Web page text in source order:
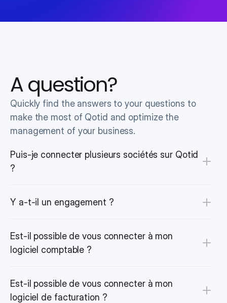
A question?
Quickly find the answers to your questions to
make the most of Qotid and optimize the
management of your business.
Puis-je connecter plusieurs sociétés sur Qotid
?
Y a-t-il un engagement ?
Est-il possible de vous connecter à mon
logiciel comptable ?
Est-il possible de vous connecter à mon
logiciel de facturation ?